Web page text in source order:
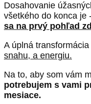
Dosahovanie
všetkého do konca je
sa na prvý pohľad
A úplná
snahu, a energiu.
Na to, aby som vám
potrebujem s vami
mesiace.